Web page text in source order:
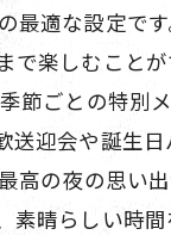
適な設定で
楽しむこと
節ごとの特
迎会や誕生
の夜の思い
晴らしい時間